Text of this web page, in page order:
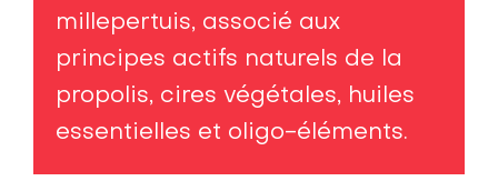
millepertuis, associé aux
principes actifs naturels de la
propolis, cires végétales, huiles
essentielles et oligo-éléments.